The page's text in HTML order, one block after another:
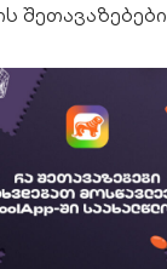
შეთავაზებები